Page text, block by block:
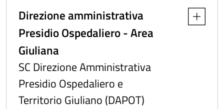
Direzione amministrativa
Presidio Ospedaliero - Area
Giuliana
SC Direzione Amministrativa
Presidio Ospedaliero e
Territorio Giuliano (DAPOT)
Apri